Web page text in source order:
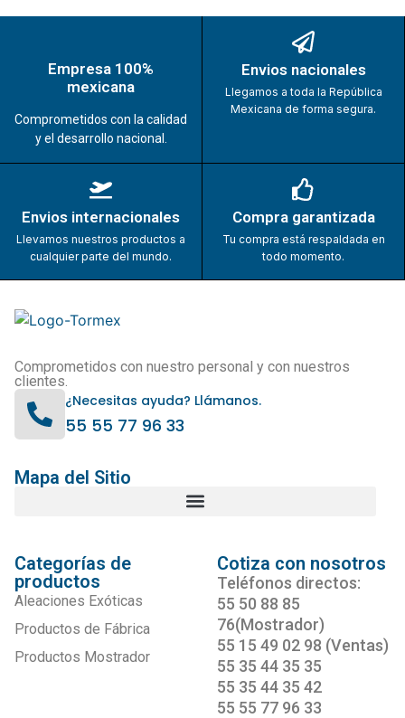
Empresa 100%
mexicana
Comprometidos con la calidad
y el desarrollo nacional.
Envios nacionales
Llegamos a toda la República
Mexicana de forma segura.
Envios internacionales
Llevamos nuestros productos a
cualquier parte del mundo.
Compra garantizada
Tu compra está respaldada en
todo momento.
Comprometidos con nuestro personal y con nuestros
clientes.
¿Necesitas ayuda? Llámanos.
55 55 77 96 33
Mapa del Sitio
Categorías de
productos
Aleaciones Exóticas
Productos de Fábrica
Productos Mostrador
Cotiza con nosotros
Teléfonos directos:
55 50 88 85
76(Mostrador)
55 15 49 02 98 (Ventas)
55 35 44 35 35
55 35 44 35 42
55 55 77 96 33